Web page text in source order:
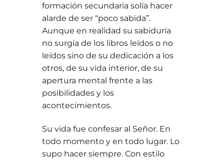
formación secundaria solía hacer
alarde de ser “poco sabida”.
Aunque en realidad su sabiduría
no surgía de los libros leídos o no
leídos sino de su dedicación a los
otros, de su vida interior, de su
apertura mental frente a las
posibilidades y los
acontecimientos.
Su vida fue confesar al Señor. En
todo momento y en todo lugar. Lo
supo hacer siempre. Con estilo